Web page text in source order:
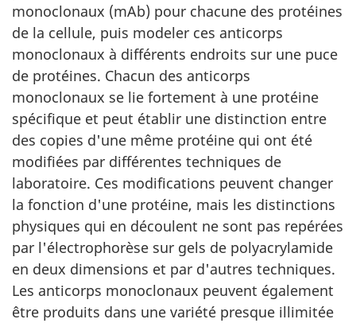
monoclonaux (mAb) pour chacune des protéines
de la cellule, puis modeler ces anticorps
monoclonaux à différents endroits sur une puce
de protéines. Chacun des anticorps
monoclonaux se lie fortement à une protéine
spécifique et peut établir une distinction entre
des copies d'une même protéine qui ont été
modifiées par différentes techniques de
laboratoire. Ces modifications peuvent changer
la fonction d'une protéine, mais les distinctions
physiques qui en découlent ne sont pas repérées
par l'électrophorèse sur gels de polyacrylamide
en deux dimensions et par d'autres techniques.
Les anticorps monoclonaux peuvent également
être produits dans une variété presque illimitée